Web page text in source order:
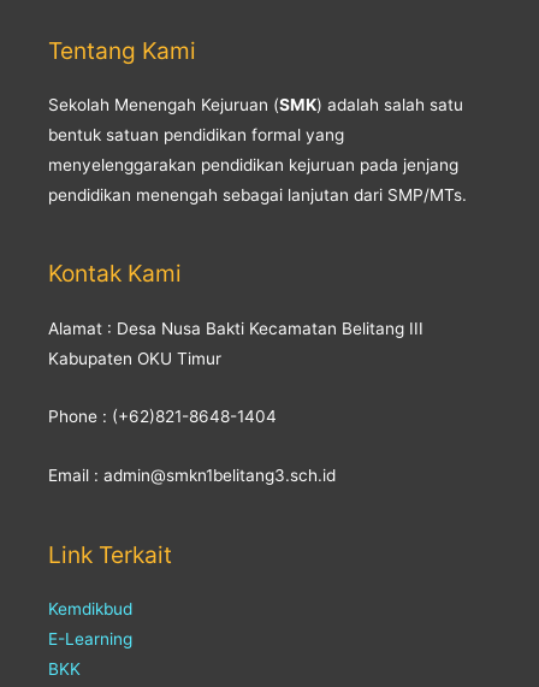
Tentang Kami
Sekolah Menengah Kejuruan (SMK) adalah salah satu
bentuk satuan pendidikan formal yang
menyelenggarakan pendidikan kejuruan pada jenjang
pendidikan menengah sebagai lanjutan dari SMP/MTs.
Kontak Kami
Alamat : Desa Nusa Bakti Kecamatan Belitang III
Kabupaten OKU Timur
Phone : (+62)821-8648-1404
Email : admin@smkn1belitang3.sch.id
Link Terkait
Kemdikbud
E-Learning
BKK